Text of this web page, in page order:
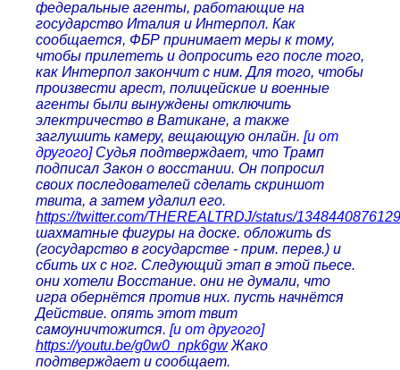
федеральные агенты, работающие на
государство Италия и Интерпол. Как
сообщается, ФБР принимает меры к тому,
чтобы прилететь и допросить его после того,
как Интерпол закончит с ним. Для того, чтобы
произвести арест, полицейские и военные
агенты были вынуждены отключить
электричество в Ватикане, а также
заглушить камеру, вещающую онлайн. [и от
другого] Судья подтверждает, что Трамп
подписал Закон о восстании. Он попросил
своих последователей сделать скриншот
твита, а затем удалил его.
https://twitter.com/THEREALTRDJ/status/
шахматные фигуры на доске. обложить ds
(государство в государстве - прим. перев.) и
сбить их с ног. Следующий этап в этой пьесе.
они хотели Восстание. они не думали, что
игра обернётся против них. пусть начнётся
Действие. опять этот твит
самоуничтожится. [и от другого]
https://youtu.be/g0w0_npk6gwЖако
подтверждает и сообщает.